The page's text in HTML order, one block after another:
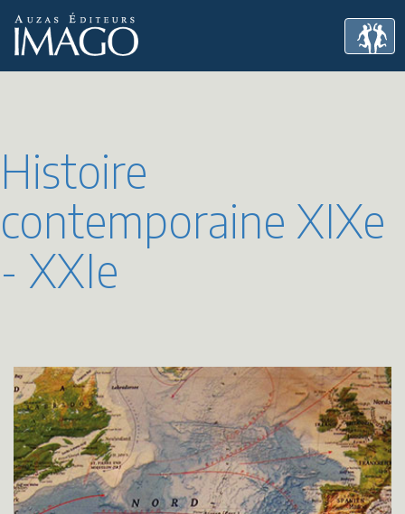
Histoire
contemporaine XIXe
- XXIe